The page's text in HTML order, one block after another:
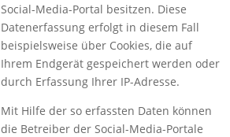
Social-Media-Portal besitzen. Diese
Datenerfassung erfolgt in diesem Fall
beispielsweise über Cookies, die auf
Ihrem Endgerät gespeichert werden oder
durch Erfassung Ihrer IP-Adresse.
Mit Hilfe der so erfassten Daten können
die Betreiber der Social-Media-Portale